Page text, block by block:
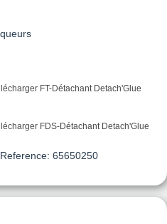
FT-Détachant Detach'Glue
FDS-Détachant Detach'Glue
Reference: 65650250